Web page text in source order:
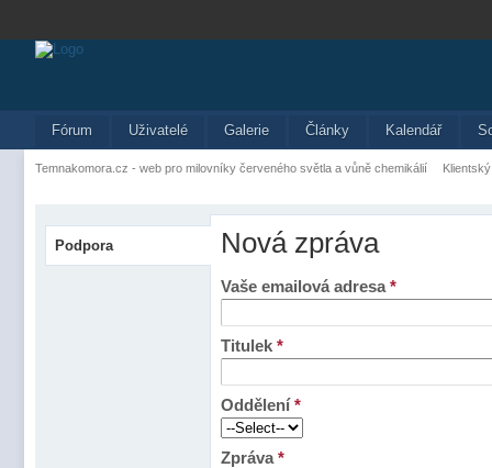
Fórum Uživatelé Galerie Články Kalendář
Temnakomora.cz - web pro milovníky červeného světla a vůně chemikálií
Podpora Nová zpráva
Vaše emailová adresa*
Titulek *
Oddělení*
Zpráva*